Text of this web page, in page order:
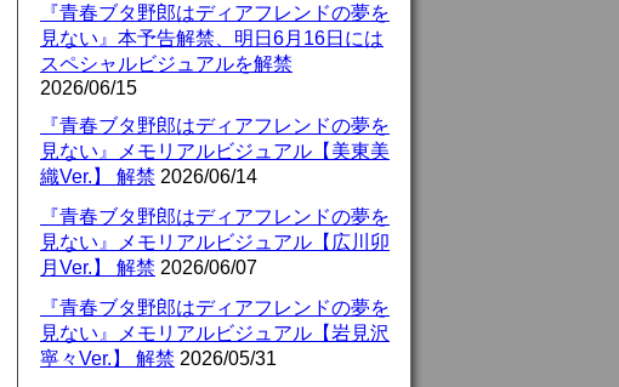
『青春ブタ野郎はディアフレンドの夢を
見ない』本予告解禁、明日6月16日には
スペシャルビジュアルを解禁
2026/06/15
『青春ブタ野郎はディアフレンドの夢を
見ない』メモリアルビジュアル【美東美
織Ver.】 解禁 2026/06/14
『青春ブタ野郎はディアフレンドの夢を
見ない』メモリアルビジュアル【広川卯
月Ver.】 解禁 2026/06/07
『青春ブタ野郎はディアフレンドの夢を
見ない』メモリアルビジュアル【岩見沢
寧々Ver.】 解禁 2026/05/31